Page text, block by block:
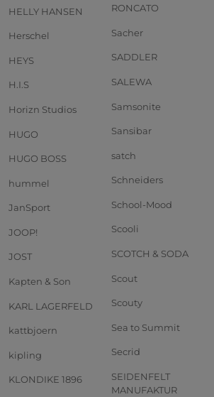
HELLY HANSEN
Herschel
HEYS
H.I.S
Horizn Studios
HUGO
HUGO BOSS
hummel
JanSport
JOOP!
JOST
Kapten & Son
KARL LAGERFELD
kattbjoern
kipling
KLONDIKE 1896
RONCATO
Sacher
SADDLER
SALEWA
Samsonite
Sansibar
satch
Schneiders
School-Mood
Scooli
SCOTCH & SODA
Scout
Scouty
Sea to Summit
Secrid
SEIDENFELT
MANUFAKTUR